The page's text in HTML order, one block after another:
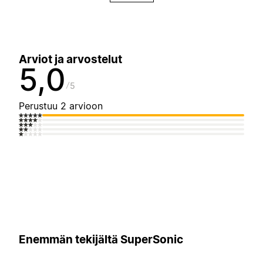
Arviot ja arvostelut
5,0 5
Perustuu 2 arvioon
Enemmän tekijältä SuperSonic